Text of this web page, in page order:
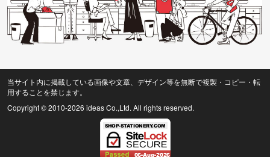
当サイト内に掲載している画像や文章、デザイン等を無断で複製・コピー・転
用することを禁じます。
Copyright © 2010-2026 ideas Co.,Ltd. All rights reserved.